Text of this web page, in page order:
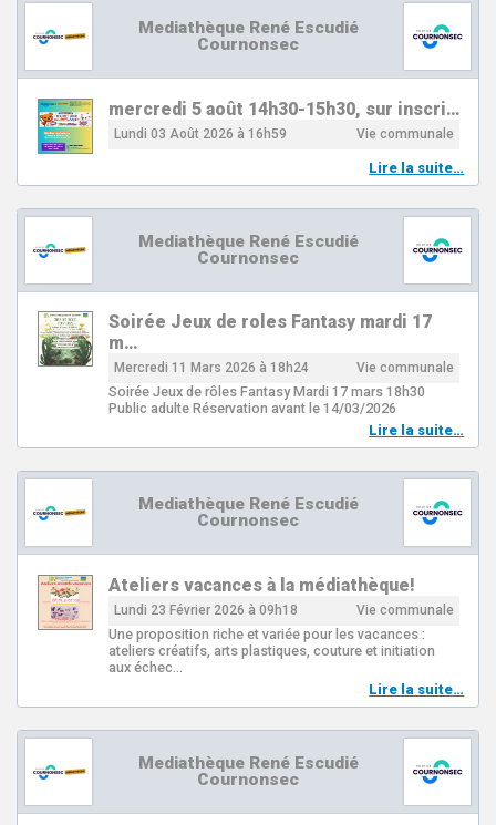
Mediathèque René Escudié
Cournonsec
mercredi 5 août 14h30-15h30, sur inscri…
Lundi 03 Août 2026 à 16h59 Vie communale
Lire la suite…
Mediathèque René Escudié
Cournonsec
Soirée Jeux de roles Fantasy mardi 17
m…
Mercredi 11 Mars 2026 à 18h24 Vie communale
Soirée Jeux de rôles Fantasy Mardi 17 mars 18h30
Public adulte Réservation avant le 14/03/2026
Lire la suite…
Mediathèque René Escudié
Cournonsec
Ateliers vacances à la médiathèque!
Lundi 23 Février 2026 à 09h18 Vie communale
Une proposition riche et variée pour les vacances :
ateliers créatifs, arts plastiques, couture et initiation
aux échec…
Lire la suite…
Mediathèque René Escudié
Cournonsec